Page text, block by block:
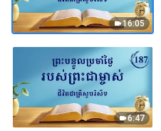
16:05
6:47